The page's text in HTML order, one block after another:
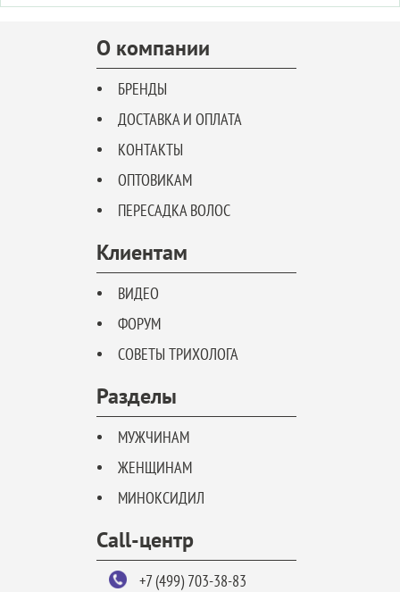
О компании
БРЕНДЫ
ДОСТАВКА И ОПЛАТА
КОНТАКТЫ
ОПТОВИКАМ
ПЕРЕСАДКА ВОЛОС
Клиентам
ВИДЕО
ФОРУМ
СОВЕТЫ ТРИХОЛОГА
Разделы
МУЖЧИНАМ
ЖЕНЩИНАМ
МИНОКСИДИЛ
Call-центр
+7 (499) 703-38-83